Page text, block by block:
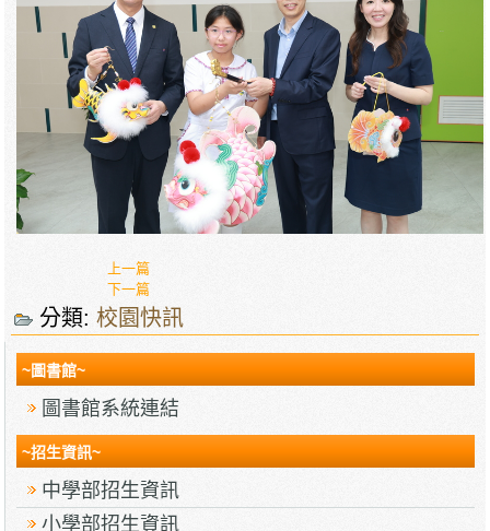
上一篇
下一篇
分類:校園快訊
~圖書館~
圖書館系統連結
~招生資訊~
中學部招生資訊
小學部招生資訊